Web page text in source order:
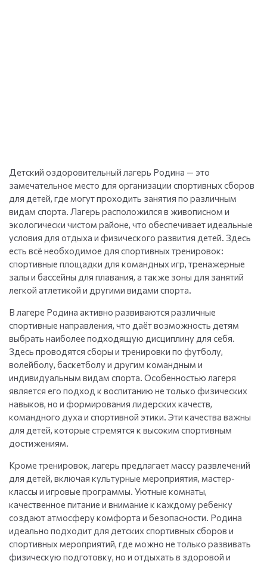
Детский оздоровительный лагерь Родина — это
замечательное место для организации спортивных сборов
для детей, где могут проходить занятия по различным
видам спорта. Лагерь расположился в живописном и
экологически чистом районе, что обеспечивает идеальные
условия для отдыха и физического развития детей. Здесь
есть всё необходимое для спортивных тренировок:
спортивные площадки для командных игр, тренажерные
залы и бассейны для плавания, а также зоны для занятий
легкой атлетикой и другими видами спорта.
В лагере Родина активно развиваются различные
спортивные направления, что даёт возможность детям
выбрать наиболее подходящую дисциплину для себя.
Здесь проводятся сборы и тренировки по футболу,
волейболу, баскетболу и другим командным и
индивидуальным видам спорта. Особенностью лагеря
является его подход к воспитанию не только физических
навыков, но и формирования лидерских качеств,
командного духа и спортивной этики. Эти качества важны
для детей, которые стремятся к высоким спортивным
достижениям.
Кроме тренировок, лагерь предлагает массу развлечений
для детей, включая культурные мероприятия, мастер-
классы и игровые программы. Уютные комнаты,
качественное питание и внимание к каждому ребенку
создают атмосферу комфорта и безопасности. Родина
идеально подходит для детских спортивных сборов и
спортивных мероприятий, где можно не только развивать
физическую подготовку, но и отдыхать в здоровой и